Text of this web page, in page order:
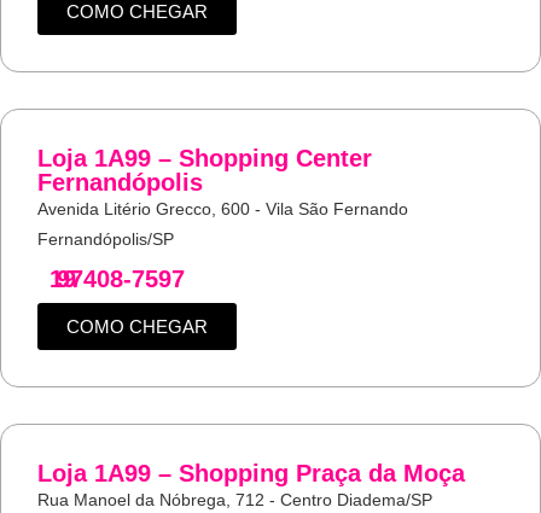
COMO CHEGAR
Loja 1A99 – Shopping Center
Fernandópolis
Avenida Litério Grecco, 600 - Vila São Fernando
Fernandópolis/SP
19
97408-7597
COMO CHEGAR
Loja 1A99 – Shopping Praça da Moça
Rua Manoel da Nóbrega, 712 - Centro Diadema/SP